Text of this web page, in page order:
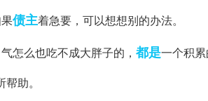
债主着急要，可以想想别的办法。
怎么也吃不成大胖子的， 都是一个积累
助。